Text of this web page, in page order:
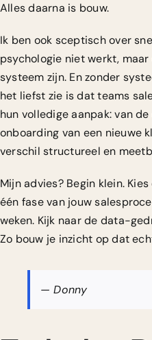
Alles daarna is bouw.
Ik ben ook sceptisch over
psychologie niet werkt,
systeem zijn. En zonder
het liefst zie is dat teams
hun volledige aanpak: van
onboarding van een nieuwe
verschil structureel en
Mijn advies? Begin klein.
één fase van jouw
weken. Kijk naar de data-
Zo bouw je inzicht op dat
— Donny